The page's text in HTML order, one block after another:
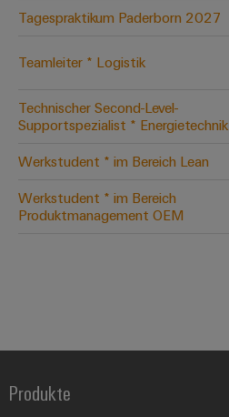
Tagespraktikum Paderborn 2027
Teamleiter * Logistik
Technischer Second-Level-
Supportspezialist * Energietechnik
Werkstudent * im Bereich Lean
Werkstudent * im Bereich
Produktmanagement OEM
Produkte